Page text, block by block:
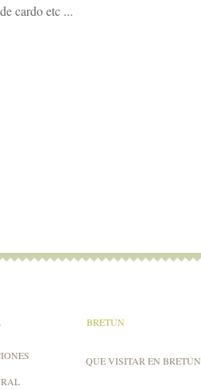
cardo etc ...
BRETÚN
QUE VISITAR EN BRETÚN